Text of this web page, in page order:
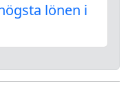
lönen i